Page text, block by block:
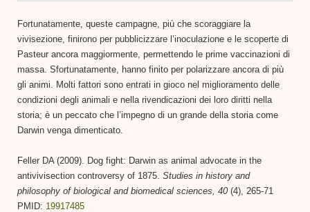
Fortunatamente, queste campagne, più che scoraggiare la
vivisezione, finirono per pubblicizzare l’inoculazione e le scoperte di
Pasteur ancora maggiormente, permettendo le prime vaccinazioni di
massa. Sfortunatamente, hanno finito per polarizzare ancora di più
gli animi. Molti fattori sono entrati in gioco nel miglioramento delle
condizioni degli animali e nella rivendicazioni dei loro diritti nella
storia; è un peccato che l’impegno di un grande della storia come
Darwin venga dimenticato.
Feller DA (2009). Dog fight: Darwin as animal advocate in the
antivivisection controversy of 1875. Studies in history and
philosophy of biological and biomedical sciences, 40 (4), 265-71
PMID: 19917485